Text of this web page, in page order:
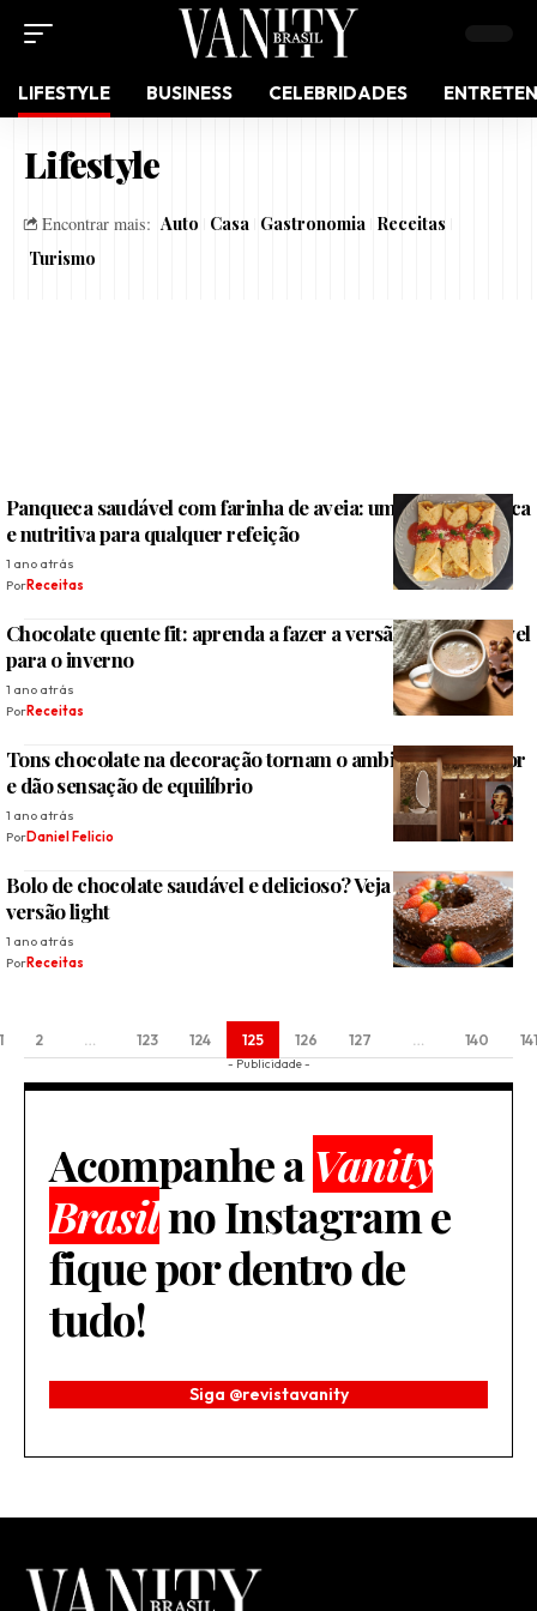
LIFESTYLE BUSINESS CELEBRIDADES
Lifestyle
Encontrar mais: Auto Casa Gastronomia Receitas
Turismo
Panqueca saudável com farinha de aveia: uma opção prática
e nutritiva para qualquer refeição
1 ano atrás
PorReceitas
Chocolate quente fit: aprenda a fazer a versão mais saudável
para o inverno
1 ano atrás
PorReceitas
Tons chocolate na decoração tornam o ambiente acolhedor
e dão sensação de equilíbrio
1 ano atrás
PorDaniel Felicio
Bolo de chocolate saudável e delicioso? Veja como fazer a
versão light
1 ano atrás
PorReceitas
1 2 … 123 124 125 126 127 … 140 141
- Publicidade -
Acompanhe aVanity
Brasilno Instagram e
fique por dentro de
tudo!
Siga @revistavanity